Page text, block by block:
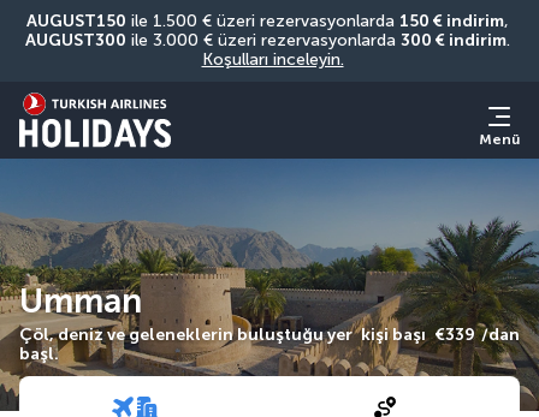
AUGUST150 ile 1.500 € üzeri rezervasyonlarda 150 € indirim
AUGUST300 ile 3.000 € üzeri rezervasyonlarda 300 € indirim
Koşulları inceleyin.
Menü
Umman
Çöl, deniz ve geleneklerin buluştuğu yer kişi başı €339 /dan
başl.